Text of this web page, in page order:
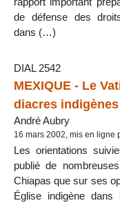
de défense des
dans (…)
DIAL 2542
MEXIQUE - Le
diacres indigènes
André Aubry
16 mars 2002, mis en ligne
Les orientations
publié de
Chiapas que sur ses
Église indigène